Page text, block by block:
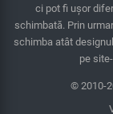
ci pot fi ușor
schimbată. Prin
schimba atât
pe
© 2010-